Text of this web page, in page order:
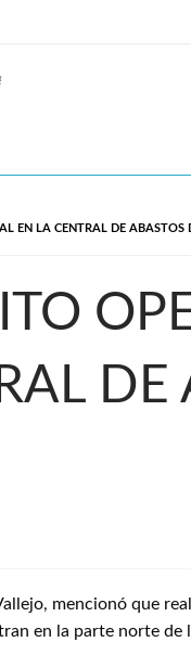
EN LA CENTRAL DE ABASTOS
DE
mencionó que
en la parte norte de